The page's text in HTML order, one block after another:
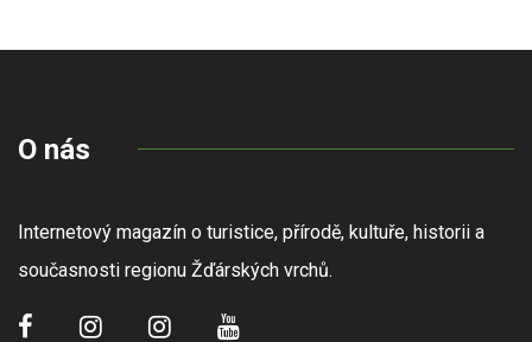
O nás
Internetový magazín o turistice, přírodě, kultuře, historii a
současnosti regionu Žďárských vrchů.